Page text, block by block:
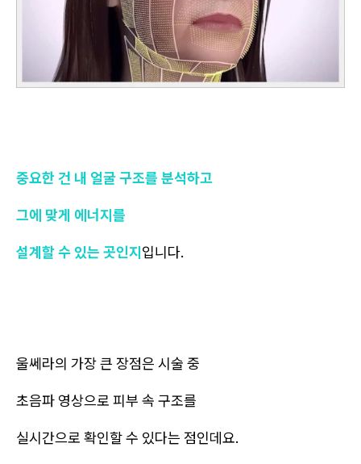
중요한 건 내 얼굴 구조를 분석하고
그에 맞게 에너지를
설계할 수 있는 곳인지입니다.
울쎄라의 가장 큰 장점은 시술 중
초음파 영상으로 피부 속 구조를
실시간으로 확인할 수 있다는 점인데요.